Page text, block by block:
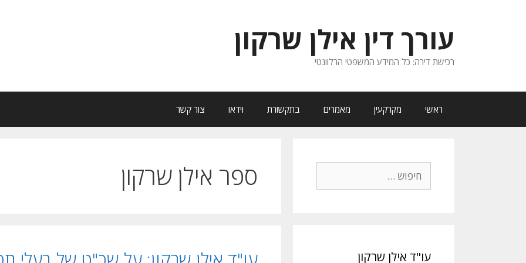
עורך דין אילן שרקון
רכישת דירה: כל המידע המשפטי הרלוונטי
ראשי מקרקעין מאמרים בתקשורת וידאו צור קשר
ספר אילן שרקון
עו"ד אילן שרקון